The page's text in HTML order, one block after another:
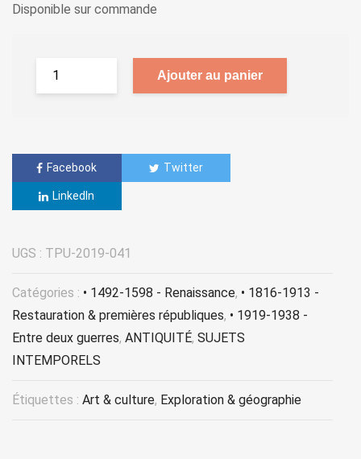
Disponible sur commande
Ajouter au panier
Facebook Twitter
LinkedIn
UGS : TPU-2019-041
Catégories : • 1492-1598 - Renaissance, • 1816-1913 -
Restauration & premières républiques, • 1919-1938 -
Entre deux guerres, ANTIQUITÉ, SUJETS
INTEMPORELS
Étiquettes : Art & culture, Exploration & géographie